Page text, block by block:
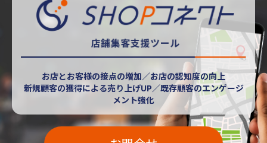
お店とお客様の接点の増加／お店の認知度の向上
新規顧客の獲得による売り上げUP／既存顧客のエンゲージ
メント強化